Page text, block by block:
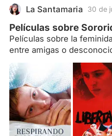
La Santamaria 30 de
Películas sobre
Películas sobre la
entre amigas o
momentos de dificultad
camino y solución a la
femenina. Comedias,
comunidades lideradas